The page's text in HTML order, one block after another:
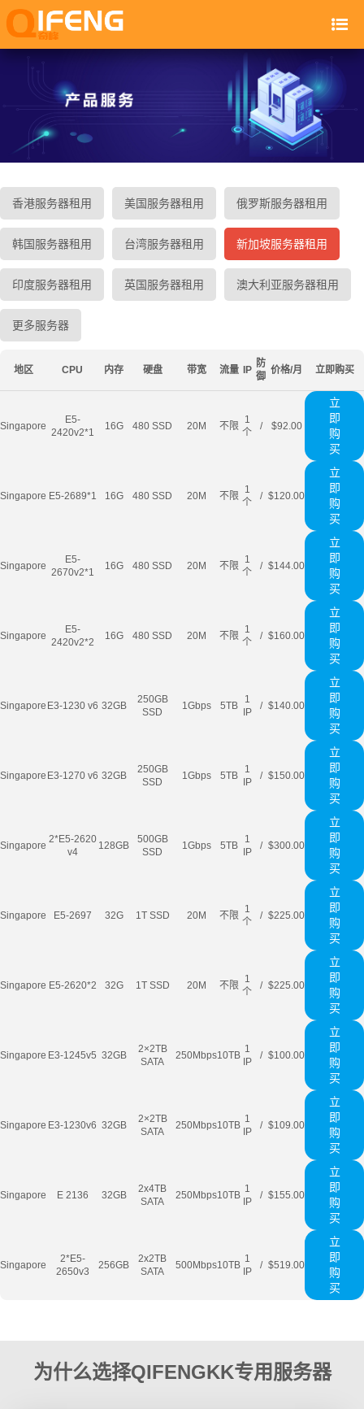
香港服务器租用 美国服务器租用 俄罗斯服务器租用
韩国服务器租用 台湾服务器租用 新加坡服务器租用
印度服务器租用 英国服务器租用 澳大利亚服务器租用
更多服务器
地区 CPU 内存 硬盘 带宽 流量 IP
防
御
价格/月 立即购买
Singapore
E5-
2420v2*1
16G 480 SSD 20M 不限
1
个
/ $92.00
立
即
购
买
Singapore E5-2689*1 16G 480 SSD 20M 不限
1
个
/ $120.00
立
即
购
买
Singapore
E5-
2670v2*1
16G 480 SSD 20M 不限
1
个
/ $144.00
立
即
购
买
Singapore
E5-
2420v2*2
16G 480 SSD 20M 不限
1
个
/ $160.00
立
即
购
买
Singapore E3-1230 v6 32GB
250GB
SSD
1Gbps 5TB
1
IP
/ $140.00
立
即
购
买
Singapore E3-1270 v6 32GB
250GB
SSD
1Gbps 5TB
1
IP
/ $150.00
立
即
购
买
Singapore
2*E5-2620
v4
128GB
500GB
SSD
1Gbps 5TB
1
IP
/ $300.00
立
即
购
买
Singapore E5-2697 32G 1T SSD 20M 不限
1
个
/ $225.00
立
即
购
买
Singapore E5-2620*2 32G 1T SSD 20M 不限
1
个
/ $225.00
立
即
购
买
Singapore E3-1245v5 32GB
2×2TB
SATA
250Mbps10TB
1
IP
/ $100.00
立
即
购
买
Singapore E3-1230v6 32GB
2×2TB
SATA
250Mbps10TB
1
IP
/ $109.00
立
即
购
买
Singapore E 2136 32GB
2x4TB
SATA
250Mbps10TB
1
IP
/ $155.00
立
即
购
买
Singapore
2*E5-
2650v3
256GB
2х2TB
SATA
500Mbps10TB
1
IP
/ $519.00
立
即
购
买
为什么选择QIFENGKK专用服务器